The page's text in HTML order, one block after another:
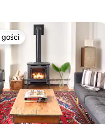
z kategorii Wybór gości
gości